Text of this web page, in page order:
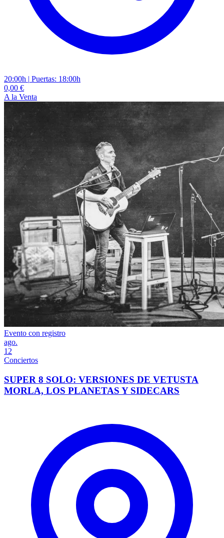
20:00h | Puertas: 18:00h
0,00 €
A la Venta
Evento con registro
ago.
12
Conciertos
SUPER 8 SOLO: VERSIONES DE VETUSTA
MORLA, LOS PLANETAS Y SIDECARS